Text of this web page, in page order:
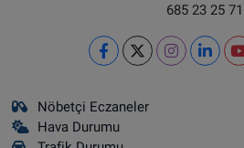
685 23 25 71
Nöbetçi Eczaneler
Hava Durumu